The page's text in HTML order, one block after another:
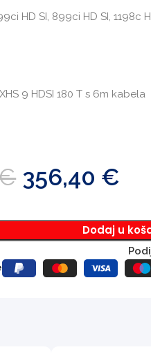
HD SI, 899ci HD SI, 1198c
9 HDSI 180 T s 6m kabela
356,40 €
Dodaj u